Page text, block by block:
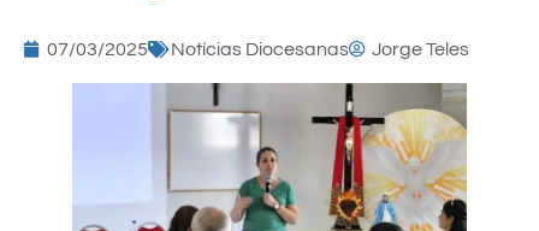
07/03/2025 Notícias Diocesanas Jorge Teles